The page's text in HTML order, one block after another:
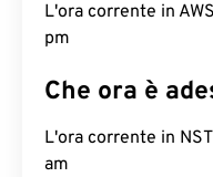
L'ora corrente in
pm
Che ora è
L'ora corrente in
am